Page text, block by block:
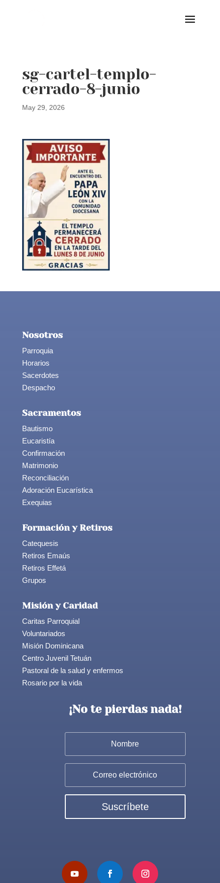
sg-cartel-templo-
cerrado-8-junio
May 29, 2026
Nosotros
Parroquia
Horarios
Sacerdotes
Despacho
Sacramentos
Bautismo
Eucaristía
Confirmación
Matrimonio
Reconciliación
Adoración Eucarística
Exequias
Formación y Retiros
Catequesis
Retiros Emaús
Retiros Effetá
Grupos
Misión y Caridad
Caritas Parroquial
Voluntariados
Misión Dominicana
Centro Juvenil Tetuán
Pastoral de la salud y enfermos
Rosario por la vida
¡No te pierdas nada!
Suscríbete